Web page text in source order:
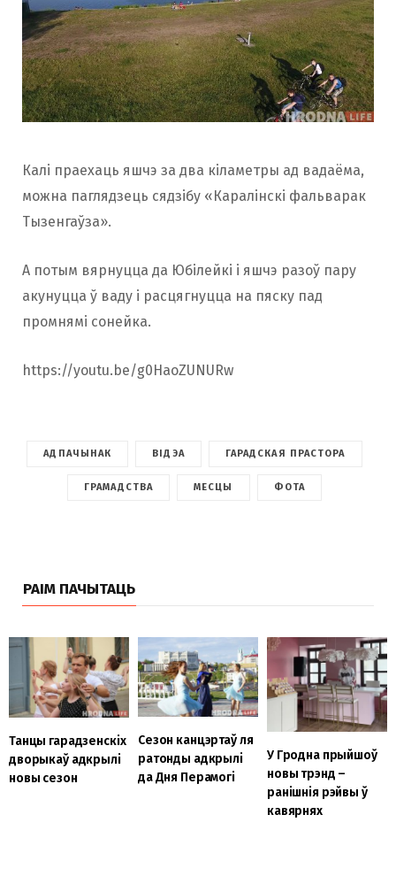
Калі праехаць яшчэ за два кіламетры ад вадаёма,
можна паглядзець сядзібу «Каралінскі фальварак
Тызенгаўза».
А потым вярнуцца да Юбілейкі і яшчэ разоў пару
акунуцца ў ваду і расцягнуцца на пяску пад
промнямі сонейка.
https://youtu.be/g0HaoZUNURw
АДПАЧЫНАК ВІДЭА ГАРАДСКАЯ ПРАСТОРА
ГРАМАДСТВА МЕСЦЫ ФОТА
РАІМ ПАЧЫТАЦЬ
Танцы гарадзенскіх
дворыкаў адкрылі
новы сезон
Сезон канцэртаў ля
ратонды адкрылі
да Дня Перамогі
У Гродна прыйшоў
новы трэнд –
ранішнія рэйвы ў
кавярнях